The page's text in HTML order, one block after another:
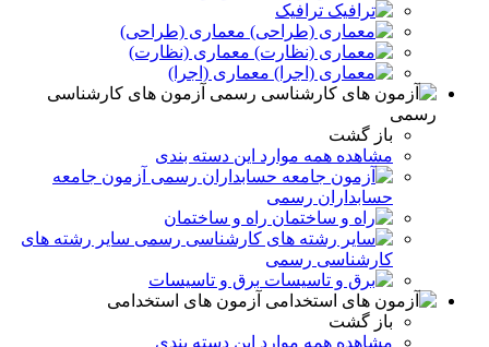
ترافیک
معماری (طراحی)
معماری (نظارت)
معماری (اجرا)
آزمون های کارشناسی
رسمی
باز گشت
مشاهده همه موارد این دسته بندی
آزمون جامعه
حسابداران رسمی
راه و ساختمان
سایر رشته های
کارشناسی رسمی
برق و تاسيسات
آزمون های استخدامی
باز گشت
مشاهده همه موارد این دسته بندی